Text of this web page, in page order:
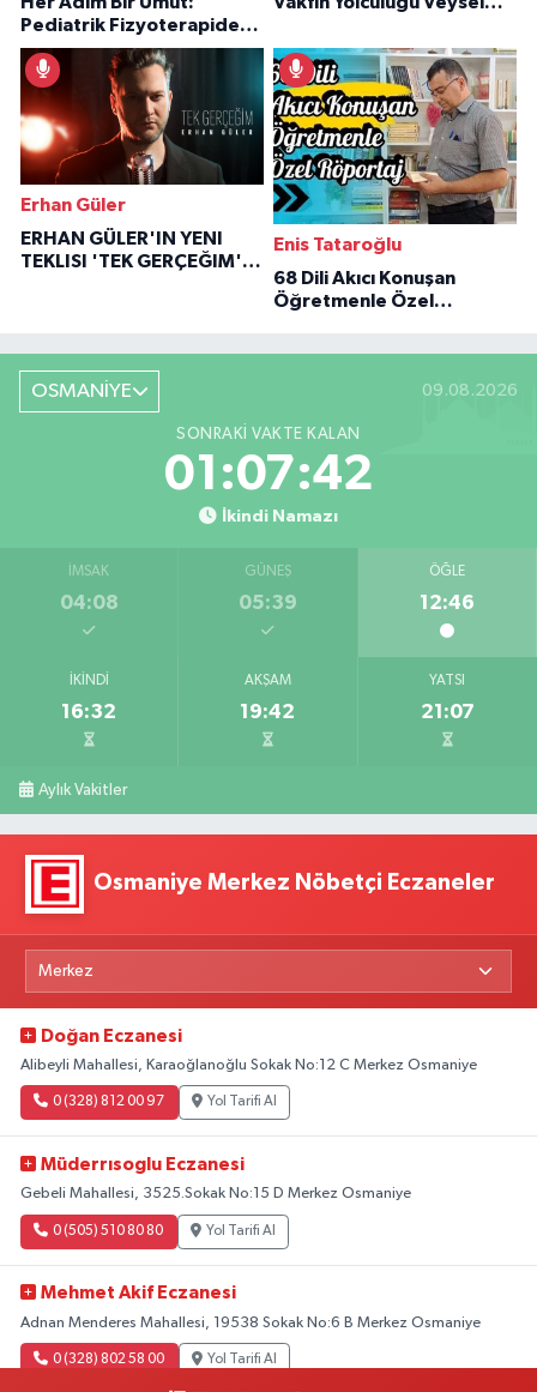
Pediatrik Fizyoterapiden
İlham Veren Hikâyeler
Erhan Güler
ERHAN GÜLER'IN YENI
TEKLISI 'TEK GERÇEĞIM'LE
Enis Tataroğlu
68 Dili Akıcı Konuşan
Öğretmenle Özel
OSMANİYE 09.08.2026
SONRAKI VAKTE KALAN
01:07:41
İkindi Namazı
İMSAK
04:08
GÜNEŞ
05:39
ÖĞLE
12:46
İKINDI
16:32
AKŞAM
19:42
YATSI
21:07
Aylık Vakitler
Osmaniye Merkez Nöbetçi Eczaneler
Doğan Eczanesi
Alibeyli Mahallesi, Karaoğlanoğlu Sokak No:12 C Merkez Osmaniye
0 (328) 812 00 97 Yol Tarifi Al
Müderrısoglu Eczanesi
Gebeli Mahallesi, 3525.Sokak No:15 D Merkez Osmaniye
0 (505) 510 80 80 Yol Tarifi Al
Mehmet Akif Eczanesi
Adnan Menderes Mahallesi, 19538 Sokak No:6 B Merkez Osmaniye
0 (328) 802 58 00 Yol Tarifi Al